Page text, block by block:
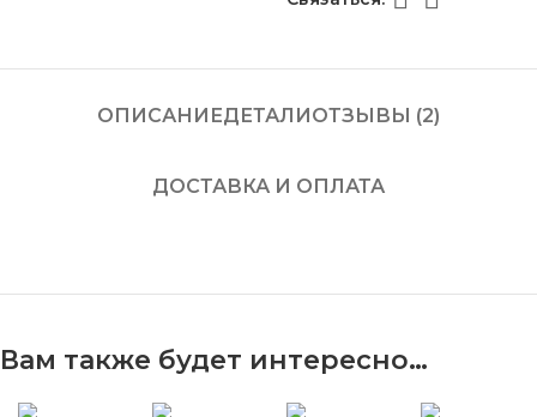
ОПИСАНИЕДЕТАЛИОТЗЫВЫ (2)
ДОСТАВКА И ОПЛАТА
Вам также будет интересно…